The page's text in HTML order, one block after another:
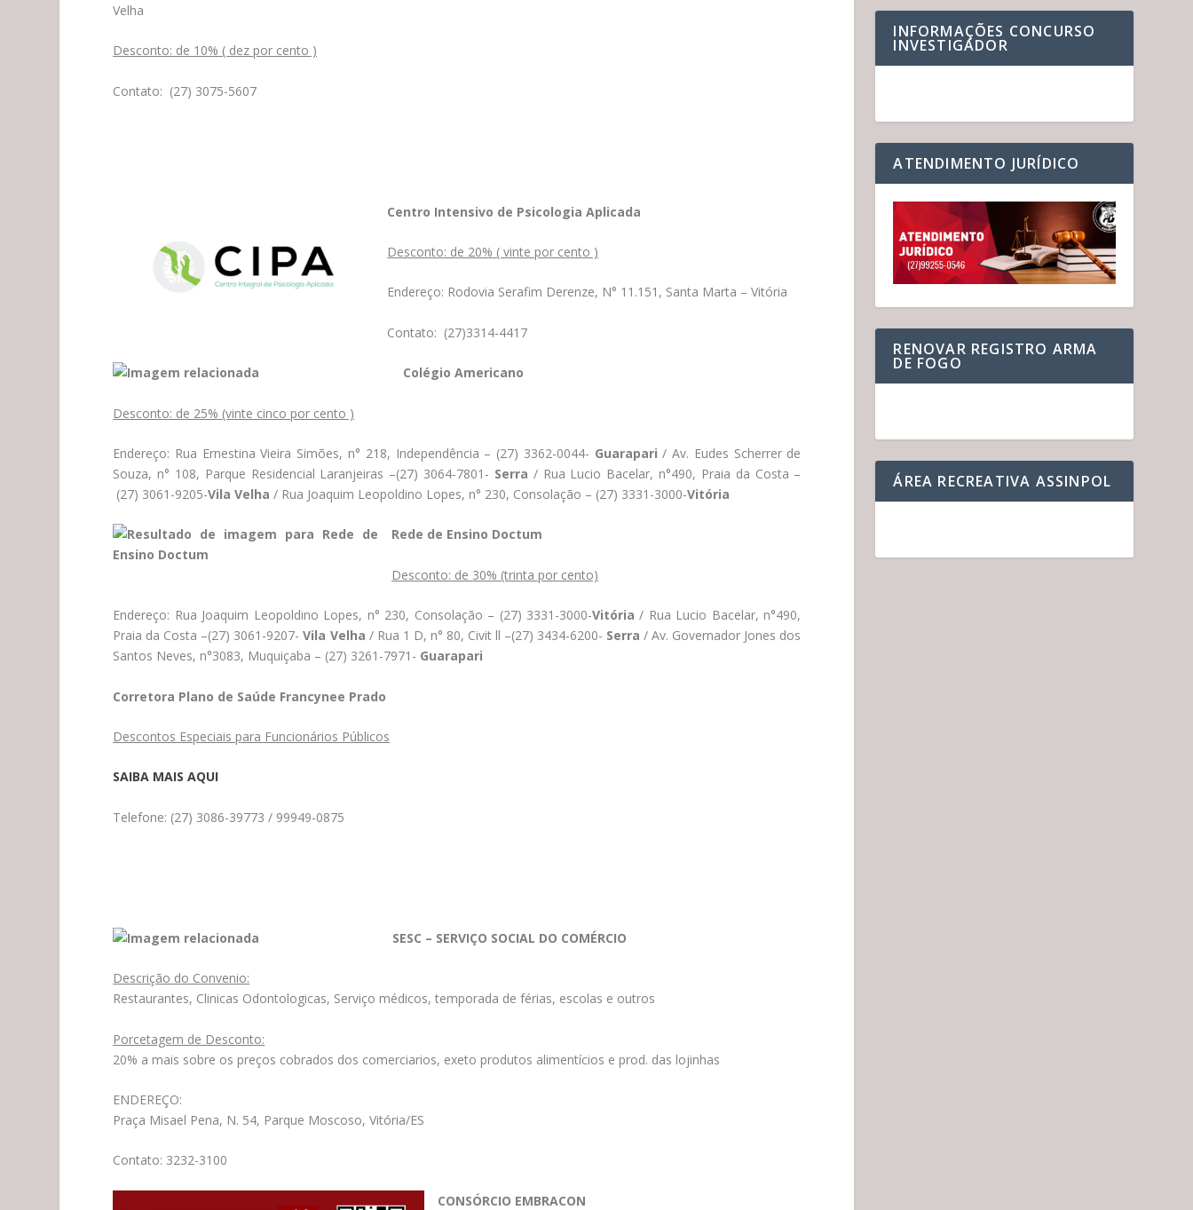
Velha
Desconto: de 10% ( dez por cento )
Contato: (27) 3075-5607
Centro Intensivo de Psicologia Aplicada
Desconto: de 20% ( vinte por cento )
Endereço: Rodovia Serafim Derenze, N° 11.151, Santa Marta – Vitória
Contato: (27)3314-4417
Colégio Americano
Desconto: de 25% (vinte cinco por cento )
Endereço: Rua Ernestina Vieira Simões, n° 218, Independência – (27) 3362-0044- Guarapari / Av. Eudes Scherrer de
Souza, n° 108, Parque Residencial Laranjeiras –(27) 3064-7801- Serra / Rua Lucio Bacelar, n°490, Praia da Costa –
(27) 3061-9205-Vila Velha / Rua Joaquim Leopoldino Lopes, n° 230, Consolação – (27) 3331-3000-Vitória
Rede de Ensino Doctum
Desconto: de 30% (trinta por cento)
Endereço: Rua Joaquim Leopoldino Lopes, n° 230, Consolação – (27) 3331-3000-Vitória / Rua Lucio Bacelar, n°490,
Praia da Costa –(27) 3061-9207-Vila Velha / Rua 1 D, n° 80, Civit ll –(27) 3434-6200- Serra / Av. Governador Jones dos
Santos Neves, n°3083, Muquiçaba – (27) 3261-7971- Guarapari
Corretora Plano de Saúde Francynee Prado
Descontos Especiais para Funcionários Públicos
SAIBA MAIS AQUI
Telefone: (27) 3086-39773 / 99949-0875
SESC – SERVIÇO SOCIAL DO COMÉRCIO
Descrição do Convenio:
Restaurantes, Clinicas Odontologicas, Serviço médicos, temporada de férias, escolas e outros
Porcetagem de Desconto:
20% a mais sobre os preços cobrados dos comerciarios, exeto produtos alimentícios e prod. das lojinhas
ENDEREÇO:
Praça Misael Pena, N. 54, Parque Moscoso, Vitória/ES
Contato: 3232-3100
CONSÓRCIO EMBRACON
INFORMAÇÕES CONCURSO
INVESTIGADOR
ATENDIMENTO JURÍDICO
RENOVAR REGISTRO ARMA
DE FOGO
ÁREA RECREATIVA ASSINPOL